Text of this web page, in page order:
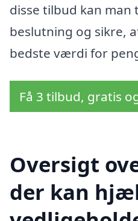
disse tilbud kan
beslutning og sikre,
bedste værdi for
Få 3 tilbud, gratis
Oversigt
der kan